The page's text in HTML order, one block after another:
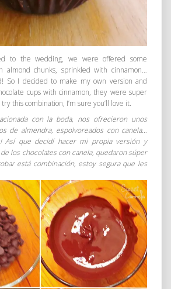
to the wedding, we were offered some
almond chunks, sprinkled with cinnamon…
So I decided to make my own version and
cups with cinnamon, they were super
this combination, I’m sure you’ll love it.
con la boda, nos ofrecieron unos
de almendra, espolvoreados con canela…
Así que decidí hacer mi propia versión y
los chocolates con canela, quedaron súper
está combinación, estoy segura que les